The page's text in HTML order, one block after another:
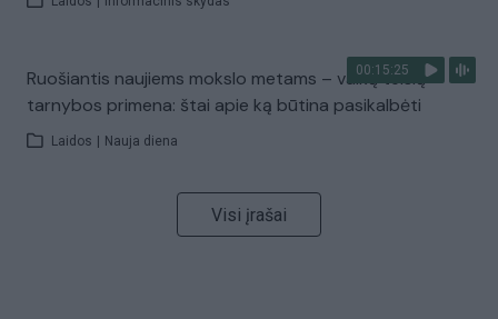
00:15:25
Ruošiantis naujiems mokslo metams – vaikų teisių
tarnybos primena: štai apie ką būtina pasikalbėti
Laidos Nauja diena
Visi įrašai